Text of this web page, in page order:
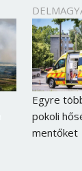
Egyre
pokoli
mentőket